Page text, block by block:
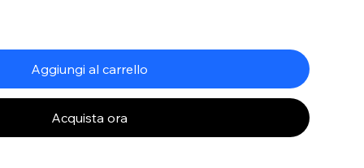
Aggiungi al carrello
Acquista ora